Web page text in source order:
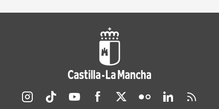
Redes sociales JCCM